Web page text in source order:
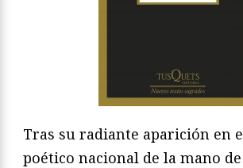
Tras su radiante aparición en
poético nacional de la mano de